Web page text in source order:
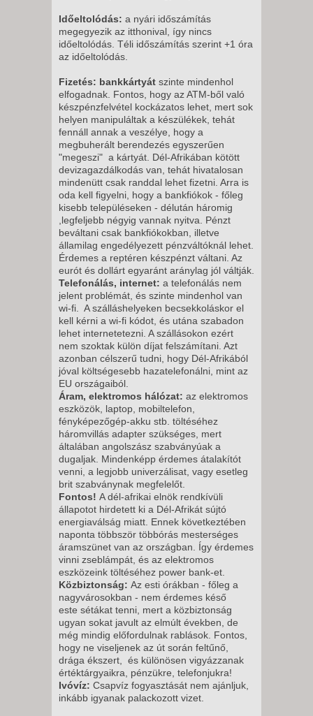
Időeltolódás: a nyári időszámítás
megegyezik az itthonival, így nincs
időeltolódás. Téli időszámítás szerint +1 óra
az időeltolódás.
Fizetés: bankkártyát szinte mindenhol
elfogadnak. Fontos, hogy az ATM-ből való
készpénzfelvétel kockázatos lehet, mert sok
helyen manipuláltak a készülékek, tehát
fennáll annak a veszélye, hogy a
megbuherált berendezés egyszerűen
"megeszi" a kártyát. Dél-Afrikában kötött
devizagazdálkodás van, tehát hivatalosan
mindenütt csak randdal lehet fizetni. Arra is
oda kell figyelni, hogy a bankfiókok - főleg
kisebb településeken - délután háromig
,legfeljebb négyig vannak nyitva. Pénzt
beváltani csak bankfiókokban, illetve
államilag engedélyezett pénzváltóknál lehet.
Érdemes a reptéren készpénzt váltani. Az
eurót és dollárt egyaránt aránylag jól váltják.
Telefonálás, internet: a telefonálás nem
jelent problémát, és szinte mindenhol van
wi-fi. A szálláshelyeken becsekkoláskor el
kell kérni a wi-fi kódot, és utána szabadon
lehet internetetezni. A szállásokon ezért
nem szoktak külön díjat felszámítani. Azt
azonban célszerű tudni, hogy Dél-Afrikából
jóval költségesebb hazatelefonálni, mint az
EU országaiból.
Áram, elektromos hálózat: az elektromos
eszközök, laptop, mobiltelefon,
fényképezőgép-akku stb. töltéséhez
háromvillás adapter szükséges, mert
általában angolszász szabványúak a
dugaljak. Mindenképp érdemes átalakítót
venni, a legjobb univerzálisat, vagy esetleg
brit szabványnak megfelelőt.
Fontos! A dél-afrikai elnök rendkívüli
állapotot hirdetett ki a Dél-Afrikát sújtó
energiaválság miatt. Ennek következtében
naponta többször többórás mesterséges
áramszünet van az országban. Így érdemes
vinni zseblámpát, és az elektromos
eszközeink töltéséhez power bank-et.
Közbiztonság: Az esti órákban - főleg a
nagyvárosokban - nem érdemes késő
este sétákat tenni, mert a közbiztonság
ugyan sokat javult az elmúlt években, de
még mindig előfordulnak rablások. Fontos,
hogy ne viseljenek az út során feltűnő,
drága ékszert, és különösen vigyázzanak
értéktárgyaikra, pénzükre, telefonjukra!
Ivóvíz: Csapvíz fogyasztását nem ajánljuk,
inkább igyanak palackozott vizet.